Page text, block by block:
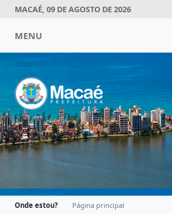
MACAÉ, 09 DE AGOSTO DE 2026
MENU
Onde estou? Página principal